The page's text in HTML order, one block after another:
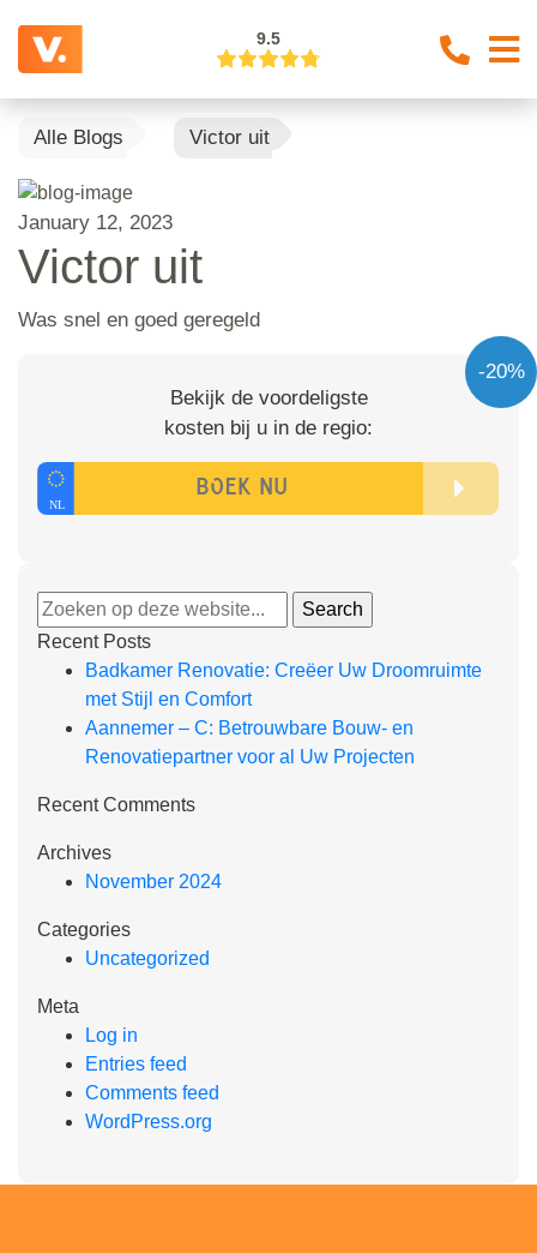
9.5
Alle Blogs Victor uit
January 12, 2023
Victor uit
Was snel en goed geregeld
-20%
Bekijk de voordeligste
kosten bij u in de regio:
Recent Posts
Badkamer Renovatie: Creëer Uw Droomruimte
met Stijl en Comfort
Aannemer – C: Betrouwbare Bouw- en
Renovatiepartner voor al Uw Projecten
Recent Comments
Archives
November 2024
Categories
Uncategorized
Meta
Log in
Entries feed
Comments feed
WordPress.org